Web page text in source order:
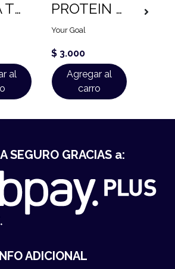
BARRA TWENTYS (60 GR)
al
PROTEIN BITE (55 GR)
Your Goal
$ 3.000
Agregar al
carro
ADICIONAL
SEGURO GRACIAS a: